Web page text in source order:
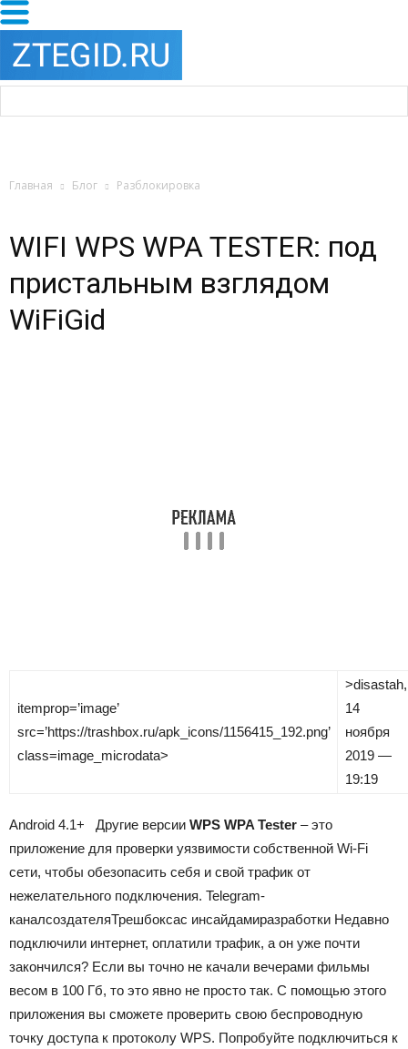
Главная Блог Разблокировка
WIFI WPS WPA TESTER: под
пристальным взглядом
WiFiGid
itemprop=’image’
src=’https://trashbox.ru/apk_icons/1156415_192.png’
class=image_microdata>
>disastah,
14
ноября
2019 —
19:19
Android 4.1+ Другие версии WPS WPA Tester – это
приложение для проверки уязвимости собственной Wi-Fi
сети, чтобы обезопасить себя и свой трафик от
нежелательного подключения. Telegram-
каналсоздателяТрешбоксас инсайдамиразработки Недавно
подключили интернет, оплатили трафик, а он уже почти
закончился? Если вы точно не качали вечерами фильмы
весом в 100 Гб, то это явно не просто так. С помощью этого
приложения вы сможете проверить свою беспроводную
точку доступа к протоколу WPS. Попробуйте подключиться к